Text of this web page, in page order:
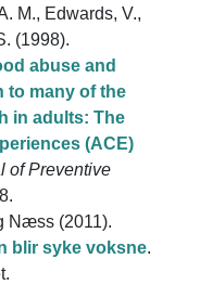
M., Edwards, V.,
(1998).
abuse and
to many of the
in adults: The
(ACE)
of Preventive
Næss (2011).
blir syke voksne.